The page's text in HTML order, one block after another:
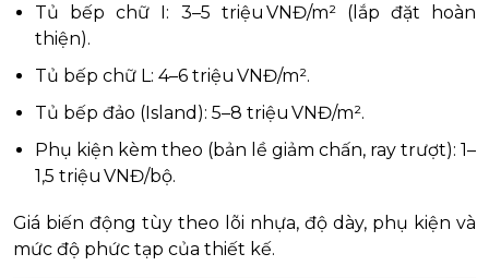
Tủ bếp chữ I: 3–5 triệu VNĐ/m² (lắp đặt hoàn
thiện).
Tủ bếp chữ L: 4–6 triệu VNĐ/m².
Tủ bếp đảo (Island): 5–8 triệu VNĐ/m².
Phụ kiện kèm theo (bản lề giảm chấn, ray trượt): 1–
1,5 triệu VNĐ/bộ.
Giá biến động tùy theo lõi nhựa, độ dày, phụ kiện và
mức độ phức tạp của thiết kế.